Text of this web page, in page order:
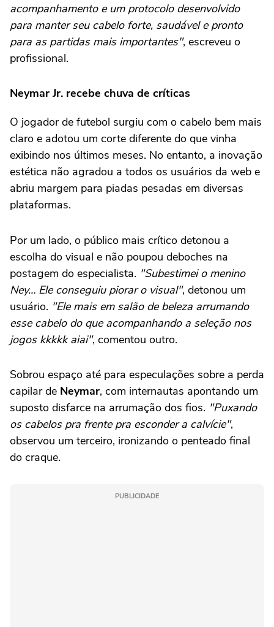
acompanhamento e um protocolo desenvolvido
para manter seu cabelo forte, saudável e pronto
para as partidas mais importantes", escreveu o
profissional.
Neymar Jr. recebe chuva de críticas
O jogador de futebol surgiu com o cabelo bem mais
claro e adotou um corte diferente do que vinha
exibindo nos últimos meses. No entanto, a inovação
estética não agradou a todos os usuários da web e
abriu margem para piadas pesadas em diversas
plataformas.
Por um lado, o público mais crítico detonou a
escolha do visual e não poupou deboches na
postagem do especialista. "Subestimei o menino
Ney… Ele conseguiu piorar o visual", detonou um
usuário. "Ele mais em salão de beleza arrumando
esse cabelo do que acompanhando a seleção nos
jogos kkkkk aiai", comentou outro.
Sobrou espaço até para especulações sobre a perda
capilar de Neymar, com internautas apontando um
suposto disfarce na arrumação dos fios. "Puxando
os cabelos pra frente pra esconder a calvície",
observou um terceiro, ironizando o penteado final
do craque.
PUBLICIDADE